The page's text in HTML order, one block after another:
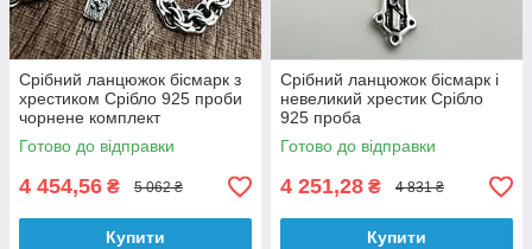
Срібний ланцюжок бісмарк з
хрестиком Срібло 925 проби
чорнене комплект
Готово до відправки
4 454,56 ₴ 5 062 ₴
Купити
Срібний ланцюжок бісмарк і
невеликий хрестик Срібло
925 проба
Готово до відправки
4 251,28 ₴ 4 831 ₴
Купити